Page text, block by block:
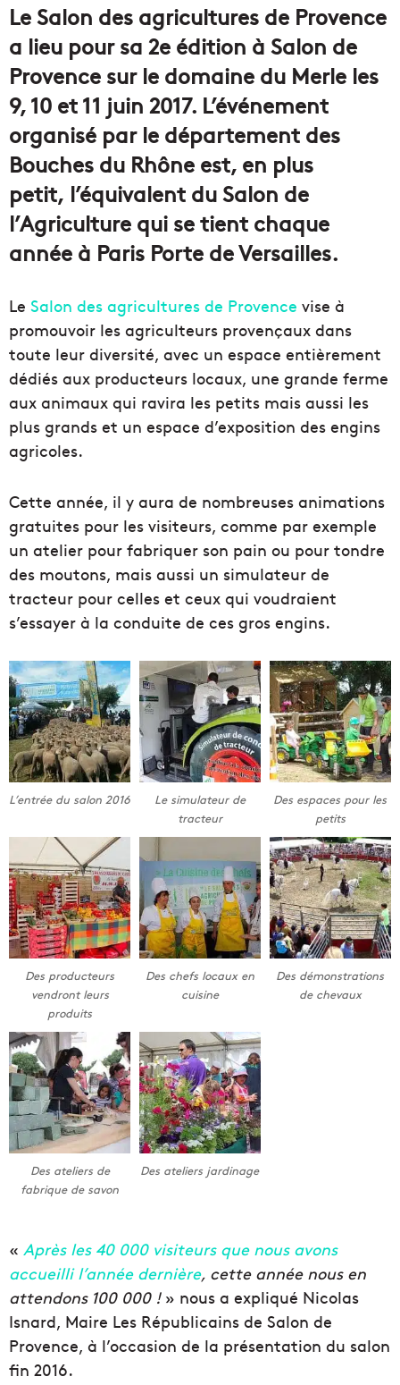
Le Salon des agricultures de Provence
a lieu pour sa 2e édition à Salon de
Provence sur le domaine du Merle les
9, 10 et 11 juin 2017. L’événement
organisé par le département des
Bouches du Rhône est, en plus
petit, l’équivalent du Salon de
l’Agriculture qui se tient chaque
année à Paris Porte de Versailles.
Le Salon des agricultures de Provence vise à
promouvoir les agriculteurs provençaux dans
toute leur diversité, avec un espace entièrement
dédiés aux producteurs locaux, une grande ferme
aux animaux qui ravira les petits mais aussi les
plus grands et un espace d’exposition des engins
agricoles.
Cette année, il y aura de nombreuses animations
gratuites pour les visiteurs, comme par exemple
un atelier pour fabriquer son pain ou pour tondre
des moutons, mais aussi un simulateur de
tracteur pour celles et ceux qui voudraient
s’essayer à la conduite de ces gros engins.
L’entrée du salon 2016
Le simulateur de
tracteur
Des espaces pour les
petits
Des producteurs
vendront leurs
produits
Des chefs locaux en
cuisine
Des démonstrations
de chevaux
Des ateliers de
fabrique de savon
Des ateliers jardinage
« Après les 40 000 visiteurs que nous avons
accueilli l’année dernière, cette année nous en
attendons 100 000 !» nous a expliqué Nicolas
Isnard, Maire Les Républicains de Salon de
Provence, à l’occasion de la présentation du salon
fin 2016.